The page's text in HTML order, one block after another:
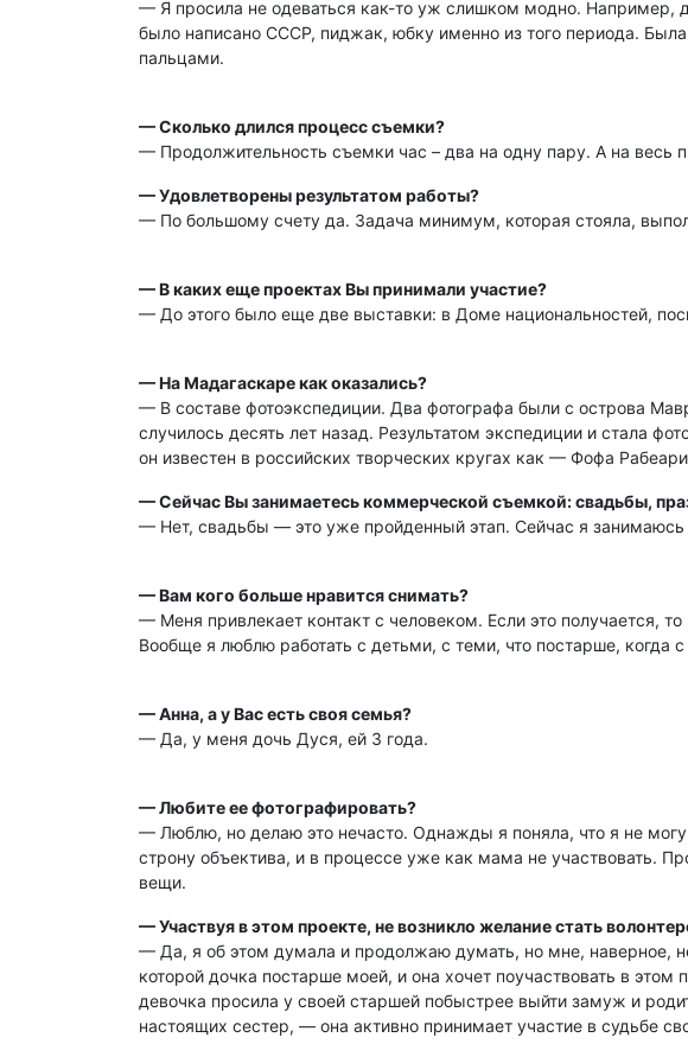
— Я просила не одеваться как-то уж слишком модно. Например,
было написано СССР, пиджак, юбку именно из того периода.
пальцами.
— Сколько длился процесс съемки?
— Продолжительность съемки час – два на одну пару. А на весь
— Удовлетворены результатом работы?
— По большому счету да. Задача минимум, которая стояла,
— В каких еще проектах Вы принимали участие?
— До этого было еще две выставки: в Доме национальностей,
— На Мадагаскаре как оказались?
— В составе фотоэкспедиции. Два фотографа были с острова
случилось десять лет назад. Результатом экспедиции и стала
он известен в российских творческих кругах как — Фофа
— Сейчас Вы занимаетесь коммерческой съемкой: свадьбы,
— Нет, свадьбы — это уже пройденный этап. Сейчас я
— Вам кого больше нравится снимать?
— Меня привлекает контакт с человеком. Если это получается, то
Вообще я люблю работать с детьми, с теми, что постарше, когда
— Анна, а у Вас есть своя семья?
— Да, у меня дочь Дуся, ей 3 года.
— Любите ее фотографировать?
— Люблю, но делаю это нечасто. Однажды я поняла, что я не
строну объектива, и в процессе уже как мама не участвовать.
вещи.
— Участвуя в этом проекте, не возникло желание стать
— Да, я об этом думала и продолжаю думать, но мне, наверное,
которой дочка постарше моей, и она хочет поучаствовать в
девочка просила у своей старшей побыстрее выйти замуж и
настоящих сестер, — она активно принимает участие в судьбе